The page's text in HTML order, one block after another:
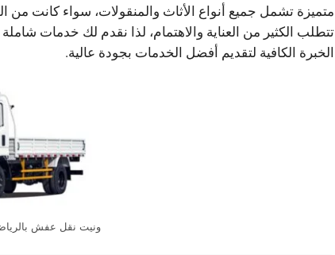
متميزة تشمل جميع أنواع الأثاث والمنقولات، سواء كانت من
تتطلب الكثير من العناية والاهتمام، لذا نقدم لك خدمات
الخبرة الكافية لتقديم أفضل الخدمات بجودة عالية.
ونيت نقل عفش